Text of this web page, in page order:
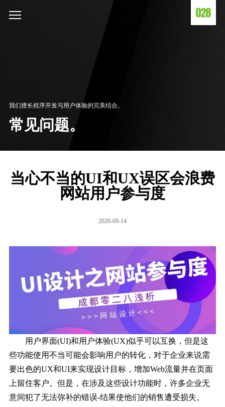
我们擅长程序开发与用户体验的完美结合。
常见问题。
当心不当的UI和UX误区会浪费
网站用户参与度
2020-09-14
用户界面(UI)和用户体验(UX)似乎可以互换，但是这
些功能使用不当可能会影响用户的转化，对于企业来说需
要出色的UX和UI来实现设计目标，增加Web流量并在页面
上留住客户。但是，在涉及这些设计功能时，许多企业无
意间犯了无法弥补的错误-结果使他们的销售遭受损失。